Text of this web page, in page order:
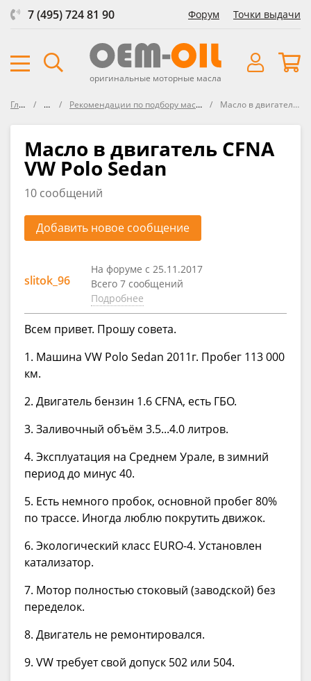
7 (495) 724 81 90 Форум Точки выдачи
оригинальные моторные масла
Главная ФорумРекомендации по подбору масла в Volkswagen, Seat , Audi, Škoda Масло в двигатель CFNA VW Polo Sedan
Масло в двигатель CFNA
VW Polo Sedan
10 сообщений
Добавить новое сообщение
slitok_96
На форуме с 25.11.2017
Всего 7 сообщений
Подробнее
Всем привет. Прошу совета.
1. Машина VW Polo Sedan 2011г. Пробег 113 000
км.
2. Двигатель бензин 1.6 CFNA, есть ГБО.
3. Заливочный объём 3.5...4.0 литров.
4. Эксплуатация на Среднем Урале, в зимний
период до минус 40.
5. Есть немного пробок, основной пробег 80%
по трассе. Иногда люблю покрутить движок.
6. Экологический класс EURO-4. Установлен
катализатор.
7. Мотор полностью стоковый (заводской) без
переделок.
8. Двигатель не ремонтировался.
9. VW требует свой допуск 502 или 504.